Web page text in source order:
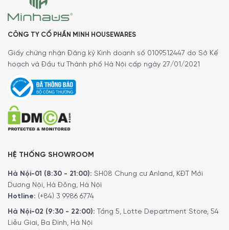
CÔNG TY CỔ PHẦN MINH HOUSEWARES
Giấy chứng nhận Đăng ký Kinh doanh số 0109512447 do Sở Kế
hoạch và Đầu tư Thành phố Hà Nội cấp ngày 27/01/2021
HỆ THỐNG SHOWROOM
Hà Nội-01 (8:30 - 21:00): SH08 Chung cư Anland, KĐT Mới
Dương Nội, Hà Đông, Hà Nội
Hotline: (+84) 3 9986 6774
Hà Nội-02 (9:30 - 22:00): Tầng 5, Lotte Department Store, 54
Liễu Giai, Ba Đình, Hà Nội